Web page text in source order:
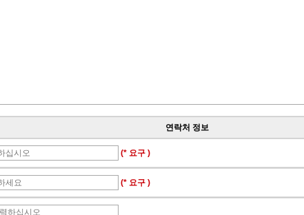
연락처 정보
(* 요구 )
(* 요구 )